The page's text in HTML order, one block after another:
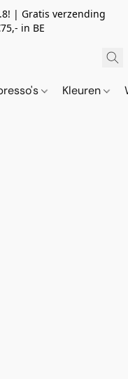
| Gratis verzending
in BE
Kleuren